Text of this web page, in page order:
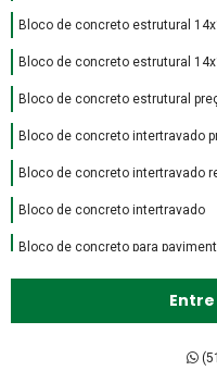
Bloco de concreto estrutural
Bloco de concreto estrutural
Bloco de concreto estrutural
Bloco de concreto intertravado
Bloco de concreto intertravado
Bloco de concreto intertravado
Bloco de concreto para
Bloco de encaixe de concreto
Bloco intertravado de concreto
Bloco intertravado de concreto